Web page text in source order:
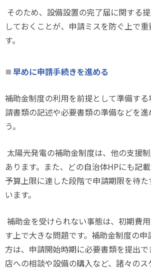
そのため、設備設置の完了届に関する
しておくことが、申請ミスを防ぐ上で
す。
早めに申請手続きを進める
補助金制度の利用を前提として準備す
請書類の記述や必要書類の準備などを進
う。
太陽光発電の補助金制度は、他の支援
あります。また、どの自治体HPにも記
予算上限に達した段階で申請期限を待
います。
補助金を受けられない事態は、初期費
す上で大きな問題です。補助金制度の申
方は、申請開始時期に必要書類を提出
店への相談や設備の購入など、諸々のス